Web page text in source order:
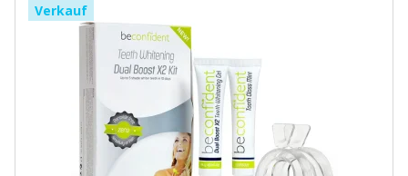
Verkauf